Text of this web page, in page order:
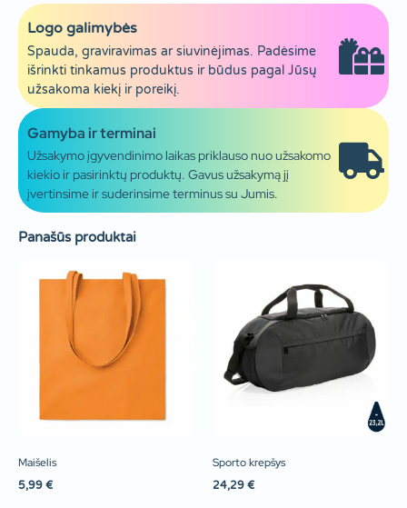
Logo galimybės
Spauda, graviravimas ar siuvinėjimas. Padėsime
išrinkti tinkamus produktus ir būdus pagal Jūsų
užsakoma kiekį ir poreikį.
Gamyba ir terminai
Užsakymo įgyvendinimo laikas priklauso nuo užsakomo
kiekio ir pasirinktų produktų. Gavus užsakymą jį
įvertinsime ir suderinsime terminus su Jumis.
Panašūs produktai
Maišelis
5,99 €
Sporto krepšys
24,29 €